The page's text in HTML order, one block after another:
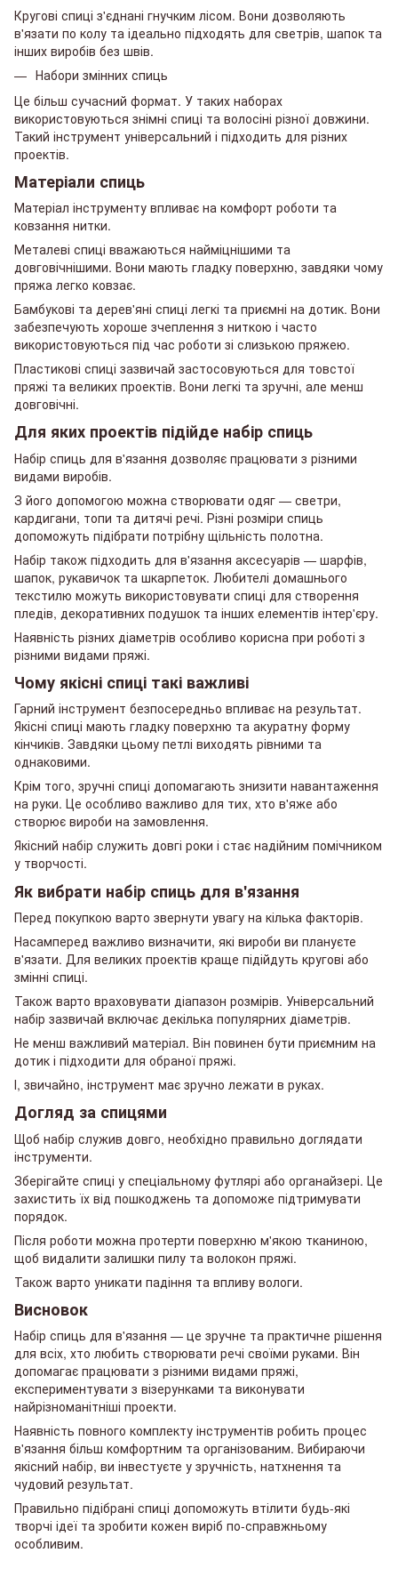
Кругові спиці з'єднані гнучким лісом. Вони дозволяють
в'язати по колу та ідеально підходять для светрів, шапок та
інших виробів без швів.
Набори змінних спиць
Це більш сучасний формат. У таких наборах
використовуються знімні спиці та волосіні різної довжини.
Такий інструмент універсальний і підходить для різних
проектів.
Матеріали спиць
Матеріал інструменту впливає на комфорт роботи та
ковзання нитки.
Металеві спиці вважаються найміцнішими та
довговічнішими. Вони мають гладку поверхню, завдяки чому
пряжа легко ковзає.
Бамбукові та дерев'яні спиці легкі та приємні на дотик. Вони
забезпечують хороше зчеплення з ниткою і часто
використовуються під час роботи зі слизькою пряжею.
Пластикові спиці зазвичай застосовуються для товстої
пряжі та великих проектів. Вони легкі та зручні, але менш
довговічні.
Для яких проектів підійде набір спиць
Набір спиць для в'язання дозволяє працювати з різними
видами виробів.
З його допомогою можна створювати одяг — светри,
кардигани, топи та дитячі речі. Різні розміри спиць
допоможуть підібрати потрібну щільність полотна.
Набір також підходить для в'язання аксесуарів — шарфів,
шапок, рукавичок та шкарпеток. Любителі домашнього
текстилю можуть використовувати спиці для створення
пледів, декоративних подушок та інших елементів інтер'єру.
Наявність різних діаметрів особливо корисна при роботі з
різними видами пряжі.
Чому якісні спиці такі важливі
Гарний інструмент безпосередньо впливає на результат.
Якісні спиці мають гладку поверхню та акуратну форму
кінчиків. Завдяки цьому петлі виходять рівними та
однаковими.
Крім того, зручні спиці допомагають знизити навантаження
на руки. Це особливо важливо для тих, хто в'яже або
створює вироби на замовлення.
Якісний набір служить довгі роки і стає надійним помічником
у творчості.
Як вибрати набір спиць для в'язання
Перед покупкою варто звернути увагу на кілька факторів.
Насамперед важливо визначити, які вироби ви плануєте
в'язати. Для великих проектів краще підійдуть кругові або
змінні спиці.
Також варто враховувати діапазон розмірів. Універсальний
набір зазвичай включає декілька популярних діаметрів.
Не менш важливий матеріал. Він повинен бути приємним на
дотик і підходити для обраної пряжі.
І, звичайно, інструмент має зручно лежати в руках.
Догляд за спицями
Щоб набір служив довго, необхідно правильно доглядати
інструменти.
Зберігайте спиці у спеціальному футлярі або органайзері. Це
захистить їх від пошкоджень та допоможе підтримувати
порядок.
Після роботи можна протерти поверхню м'якою тканиною,
щоб видалити залишки пилу та волокон пряжі.
Також варто уникати падіння та впливу вологи.
Висновок
Набір спиць для в'язання — це зручне та практичне рішення
для всіх, хто любить створювати речі своїми руками. Він
допомагає працювати з різними видами пряжі,
експериментувати з візерунками та виконувати
найрізноманітніші проекти.
Наявність повного комплекту інструментів робить процес
в'язання більш комфортним та організованим. Вибираючи
якісний набір, ви інвестуєте у зручність, натхнення та
чудовий результат.
Правильно підібрані спиці допоможуть втілити будь-які
творчі ідеї та зробити кожен виріб по-справжньому
особливим.